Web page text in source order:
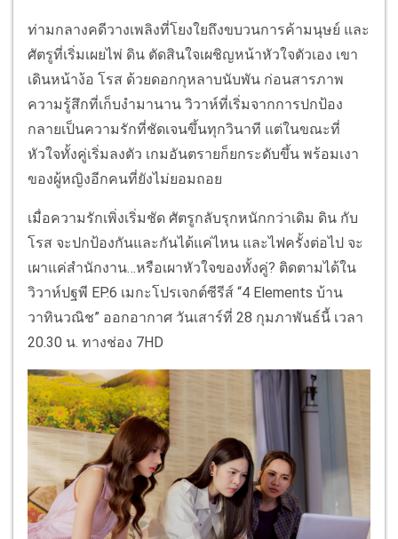
ท่ามกลางคดีวางเพลิงที่โยงใยถึงขบวนการค้ามนุษย์ และ
ศัตรูที่เริ่มเผยไพ่ ดิน ตัดสินใจเผชิญหน้าหัวใจตัวเอง เขา
เดินหน้าง้อ โรส ด้วยดอกกุหลาบนับพัน ก่อนสารภาพ
ความรู้สึกที่เก็บงำมานาน วิวาห์ที่เริ่มจากการปกป้อง
กลายเป็นความรักที่ชัดเจนขึ้นทุกวินาที แต่ในขณะที่
หัวใจทั้งคู่เริ่มลงตัว เกมอันตรายก็ยกระดับขึ้น พร้อมเงา
ของผู้หญิงอีกคนที่ยังไม่ยอมถอย
เมื่อความรักเพิ่งเริ่มชัด ศัตรูกลับรุกหนักกว่าเดิม ดิน กับ
โรส จะปกป้องกันและกันได้แค่ไหน และไฟครั้งต่อไป จะ
เผาแค่สำนักงาน…หรือเผาหัวใจของทั้งคู่? ติดตามได้ใน
วิวาห์ปฐพี EP.6 เมกะโปรเจกต์ซีรีส์ “4 Elements บ้าน
วาทินวณิช” ออกอากาศ วันเสาร์ที่ 28 กุมภาพันธ์นี้ เวลา
20.30 น. ทางช่อง 7HD